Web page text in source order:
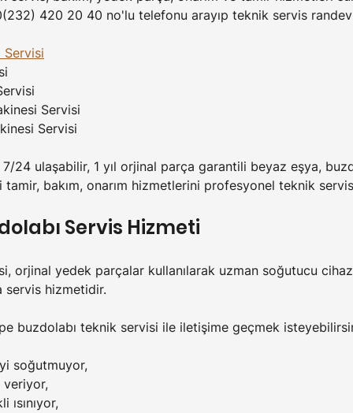
420 20 40 no'lu telefonu arayıp teknik servis
Servisi
Servisi
Servisi
7/24 ulaşabilir, 1 yıl orjinal parça garantili beyaz eşya,
bakım, onarım hizmetlerini profesyonel teknik
Servis Hizmeti
orjinal yedek parçalar kullanılarak uzman soğutucu
servis hizmetidir.
buzdolabı teknik servisi ile iletişime geçmek
soğutmuyor,
veriyor,
ısınıyor,